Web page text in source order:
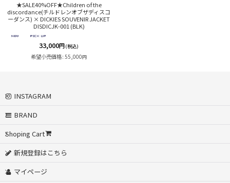
★SALE40%OFF★Children of the
discordance(チルドレンオブザディスコ
ーダンス) × DICKIES SOUVENIR JACKET
DISDICJK-001 (BLK)
33,000円(税込)
希望小売価格: 55,000円
INSTAGRAM
BRAND
Shoping Cart
新規登録はこちら
マイページ